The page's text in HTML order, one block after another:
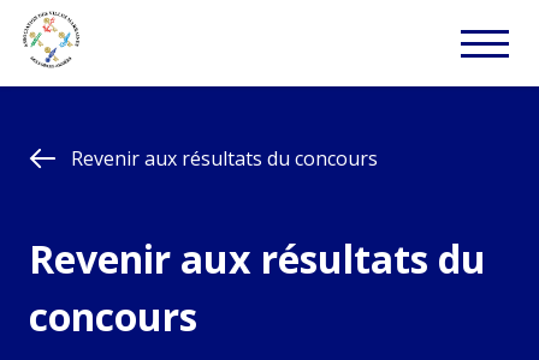
Revenir aux résultats du concours
Revenir aux résultats du
concours